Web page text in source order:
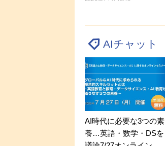
AIチャット
AI時代に必要な3つの素
養…英語・数学・DSを